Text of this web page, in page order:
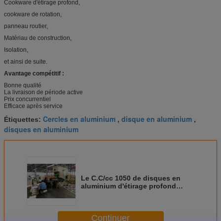
Cookware d'étirage profond,
cookware de rotation,
panneau routier,
Matériau de construction,
Isolation,
et ainsi de suite.
Avantage compétitif :
Bonne qualité
La livraison de période active
Prix concurrentiel
Efficace après service
Étiquettes: Cercles en aluminium , disque en aluminium ,
disques en aluminium
Le C.C/cc 1050 de disques en
aluminium d'étirage profond
Continuer